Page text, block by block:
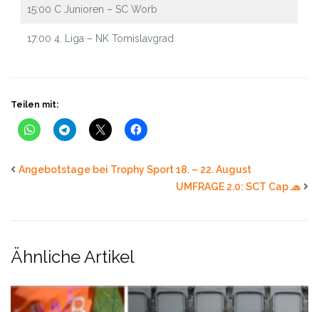
15:00 C Junioren – SC Worb
17:00 4. Liga – NK Tomislavgrad
Teilen mit:
Angebotstage bei Trophy Sport 18. – 22. August
UMFRAGE 2.0: SCT Cap 🧢
Ähnliche Artikel